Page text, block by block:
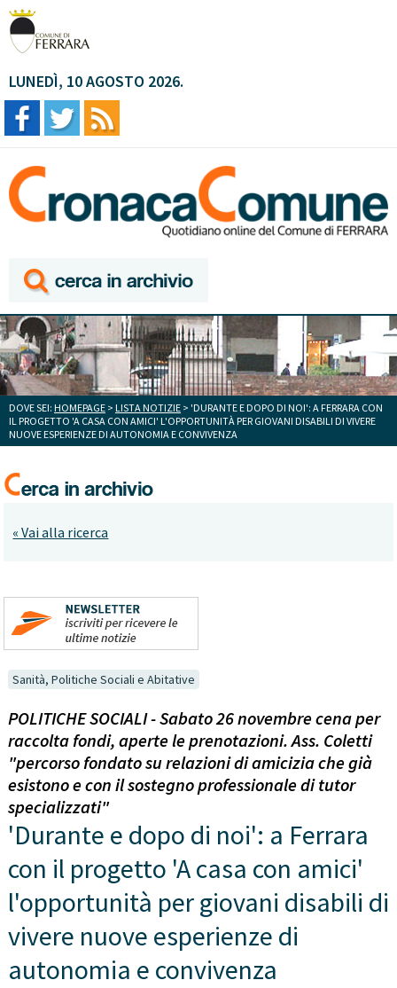
LUNEDÌ, 10 AGOSTO 2026.
DOVE SEI: HOMEPAGE > LISTA NOTIZIE > 'DURANTE E DOPO DI NOI': A FERRARA CON
IL PROGETTO 'A CASA CON AMICI' L'OPPORTUNITÀ PER GIOVANI DISABILI DI VIVERE
NUOVE ESPERIENZE DI AUTONOMIA E CONVIVENZA
« Vai alla ricerca
Sanità, Politiche Sociali e Abitative
POLITICHE SOCIALI - Sabato 26 novembre cena per
raccolta fondi, aperte le prenotazioni. Ass. Coletti
"percorso fondato su relazioni di amicizia che già
esistono e con il sostegno professionale di tutor
specializzati"
'Durante e dopo di noi': a Ferrara
con il progetto 'A casa con amici'
l'opportunità per giovani disabili di
vivere nuove esperienze di
autonomia e convivenza